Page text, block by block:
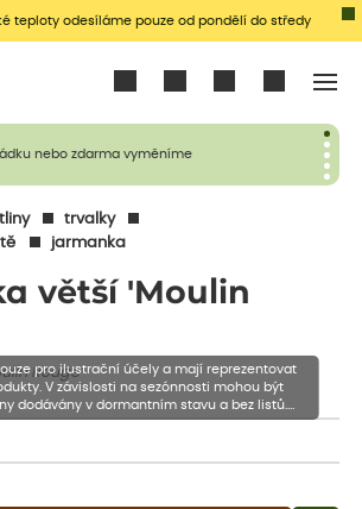
teploty odesíláme pouze od pondělí do středy
nebo zdarma vyměníme
trvalky
jarmanka
větší 'Moulin
Rouge'
pro ilustrační účely a mají reprezentovat
V závislosti na sezónnosti mohou být
dodávány v dormantním stavu a bez listů.
také sestřiženy níže, než je uvedená výška,